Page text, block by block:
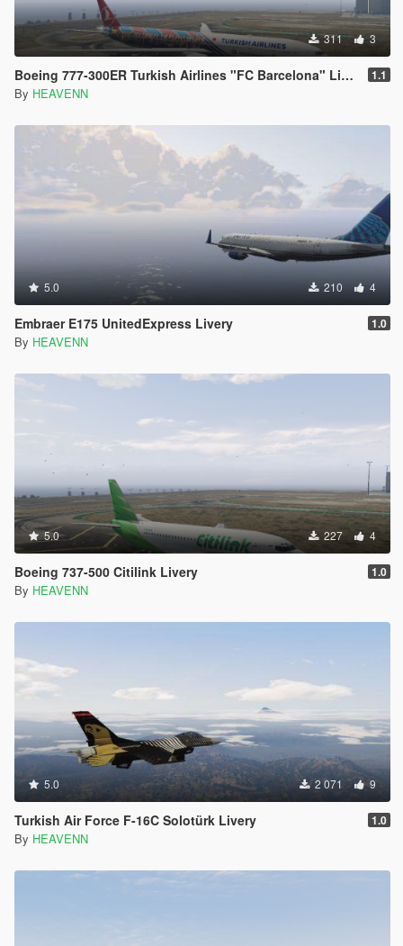
311 3
Boeing 777-300ER Turkish Airlines "FC Barcelona" Livery 1.1
By HEAVENN
5.0 210 4
Embraer E175 UnitedExpress Livery 1.0
By HEAVENN
5.0 227 4
Boeing 737-500 Citilink Livery 1.0
By HEAVENN
5.0 2 071 9
Turkish Air Force F-16C Solotürk Livery 1.0
By HEAVENN